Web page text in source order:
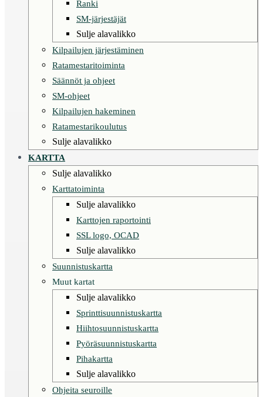
Ranki
SM-järjestäjät
Sulje alavalikko
Kilpailujen järjestäminen
Ratamestaritoiminta
Säännöt ja ohjeet
SM-ohjeet
Kilpailujen hakeminen
Ratamestarikoulutus
Sulje alavalikko
KARTTA
Sulje alavalikko
Karttatoiminta
Sulje alavalikko
Karttojen raportointi
SSL logo, OCAD
Sulje alavalikko
Suunnistuskartta
Muut kartat
Sulje alavalikko
Sprinttisuunnistuskartta
Hiihtosuunnistuskartta
Pyöräsuunnistuskartta
Pihakartta
Sulje alavalikko
Ohjeita seuroille